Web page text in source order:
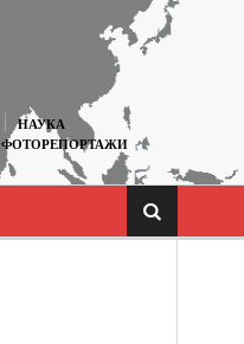
НАУКА
ФОТОРЕПОРТАЖИ